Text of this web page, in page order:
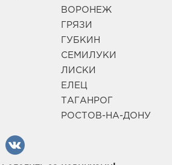
ВОРОНЕЖ
ГРЯЗИ
ГУБКИН
СЕМИЛУКИ
ЛИСКИ
ЕЛЕЦ
ТАГАНРОГ
РОСТОВ-НА-ДОНУ